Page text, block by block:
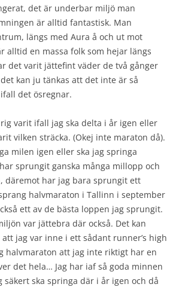
det är underbar miljö man
är alltid fantastisk. Man
längs med Aura å och ut mot
alltid en massa folk som hejar längs
det varit jättefint väder de två gånger
kan ju tänkas att det inte är så
det ösregnar.
varit ifall jag ska delta i år igen eller
vilken sträcka. (Okej inte maraton då).
milen igen eller ska jag springa
sprungit ganska många millopp och
däremot har jag bara sprungit ett
halvmaraton i Tallinn i september
ett av de bästa loppen jag sprungit.
var jättebra där också. Det kan
jag var inne i ett sådant runner’s high
halvmaraton att jag inte riktigt har en
det hela… Jag har iaf så goda minnen
ska springa där i år igen och då